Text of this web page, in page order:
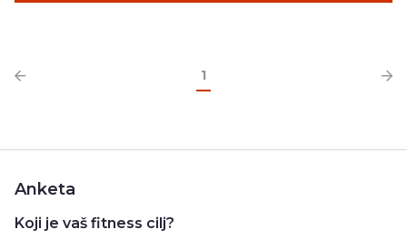
1
Anketa
Koji je vaš fitness cilj?